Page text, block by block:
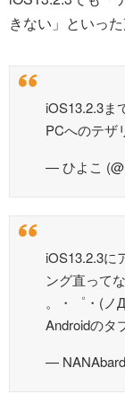
きない」といっ
iOS13.2.3ま
PCへのテザ
— ひよこ
iOS13.2.3に
ング直って
。・゜・(ノ
Androidのタ
—